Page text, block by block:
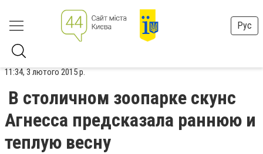
Рус
11:34, 3 лютого 2015 р.
В столичном зоопарке скунс
Агнесса предсказала раннюю и
теплую весну